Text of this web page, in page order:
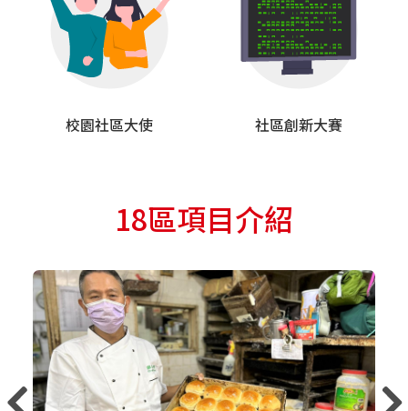
校園社區大使 社區創新大賽
18區項目介紹